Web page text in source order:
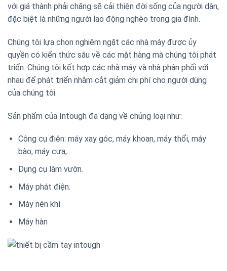
với giá thành phải chăng sẽ cải thiện đời sống của người dân,
đặc biệt là những người lao động nghèo trong gia đình.
Chúng tôi lựa chọn nghiêm ngặt các nhà máy được ủy
quyền có kiến ​​thức sâu về các mặt hàng mà chúng tôi phát
triển. Chúng tôi kết hợp các nhà máy và nhà phân phối với
nhau để phát triển nhằm cắt giảm chi phí cho người dùng
của chúng tôi.
Sản phẩm của Intough đa dạng về chủng loại như:
Công cụ điện: máy xay góc, máy khoan, máy thổi, máy
bào, máy cưa,…
Dụng cụ làm vườn.
Máy phát điện.
Máy nén khí
Máy hàn